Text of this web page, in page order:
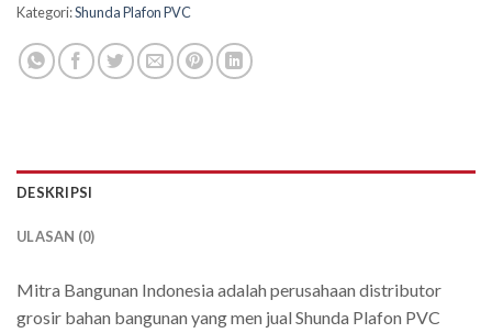
Kategori:Shunda Plafon PVC
DESKRIPSI
ULASAN (0)
Mitra Bangunan Indonesia adalah perusahaan distributor
grosir bahan bangunan yang men jual Shunda Plafon PVC